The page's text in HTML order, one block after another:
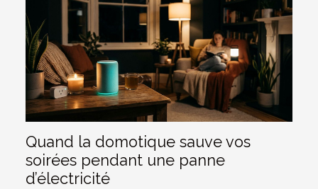
Quand la domotique sauve vos
soirées pendant une panne
d’électricité